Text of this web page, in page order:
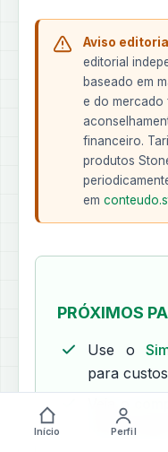
Aviso
editorial
baseado em
e do mercado
financeiro.
produtos
em
PRÓXIMOS
Use o
para
Veja o
Início Perfil